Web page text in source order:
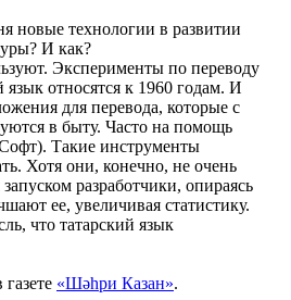
новые технологии в развитии
И как?
Эксперименты по переводу
язык относятся к 1960 годам. И
для перевода, которые с
в быту. Часто на помощь
Такие инструменты
Хотя они, конечно, не очень
разработчики, опираясь
ее, увеличивая статистику.
что татарский язык
«Шәһри Казан».